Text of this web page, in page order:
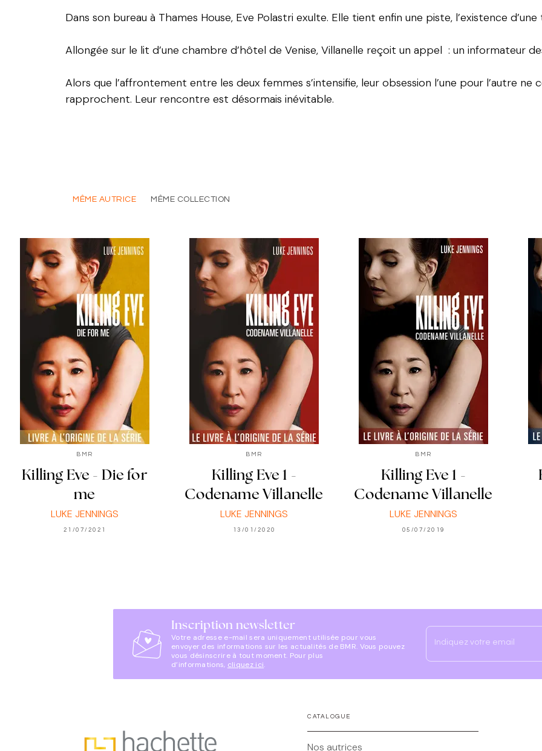
Dans son bureau à Thames House, Eve Polastri exulte. Elle tient enfin une piste, l’existence
Allongée sur le lit d’une chambre d’hôtel de Venise, Villanelle reçoit un appel : un informateur
Alors que l’affrontement entre les deux femmes s’intensifie, leur obsession l’une pour l’autre
rapprochent. Leur rencontre est désormais inévitable.
MÊME AUTRICE MÊME COLLECTION
BMR
Killing Eve - Die for
me
LUKE JENNINGS
21/07/2021
BMR
Killing Eve 1 -
Codename Villanelle
LUKE JENNINGS
13/01/2020
BMR
Killing Eve 1 -
Codename Villanelle
LUKE JENNINGS
05/07/2019
Inscription newsletter
Votre adresse e-mail sera uniquement utilisée pour vous
envoyer des informations sur les actualités de BMR. Vous pouvez
vous désinscrire à tout moment. Pour plus
d’informations, cliquez ici.
Indiquez votre email
CATALOGUE
Nos autrices